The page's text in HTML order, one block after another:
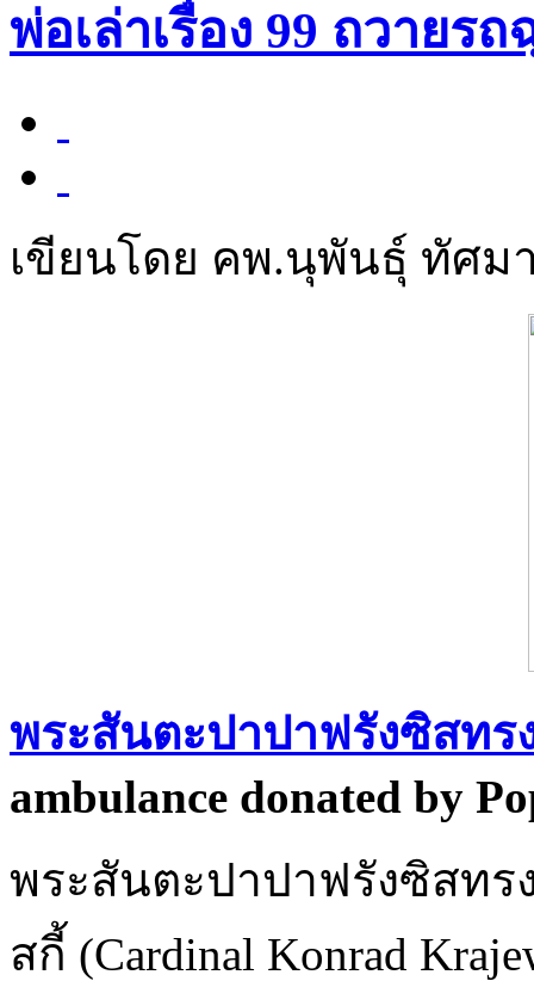
พ่อเล่าเรื่อง 99 ถวายร
เขียนโดย คพ.นุพันธุ์ ทัศม
พระสันตะปาปาฟรังซิสทร
ambulance donated by
พระสันตะปาปาฟรังซิสท
สกี้ (Cardinal Konrad